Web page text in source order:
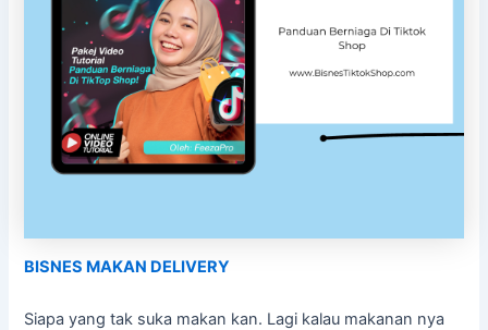
BISNES MAKAN DELIVERY
Siapa yang tak suka makan kan. Lagi kalau makanan nya